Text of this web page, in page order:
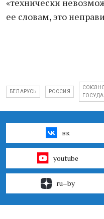
«технически
ее словам, это
БЕЛАРУСЬ РОССИЯ
вк
youtube
ru–by